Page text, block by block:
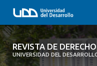
REVISTA DE
UNIVERSIDAD DEL
REVISTA DE